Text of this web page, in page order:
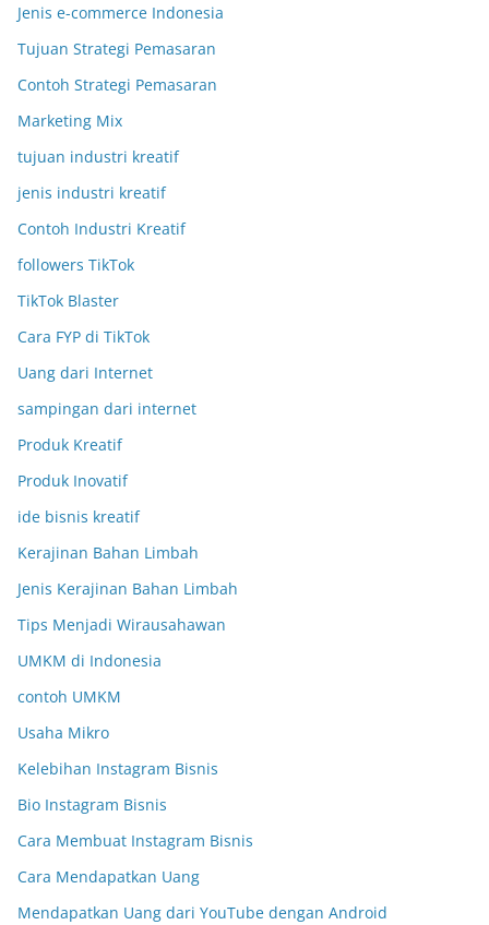
Jenis e-commerce Indonesia
Tujuan Strategi Pemasaran
Contoh Strategi Pemasaran
Marketing Mix
tujuan industri kreatif
jenis industri kreatif
Contoh Industri Kreatif
followers TikTok
TikTok Blaster
Cara FYP di TikTok
Uang dari Internet
sampingan dari internet
Produk Kreatif
Produk Inovatif
ide bisnis kreatif
Kerajinan Bahan Limbah
Jenis Kerajinan Bahan Limbah
Tips Menjadi Wirausahawan
UMKM di Indonesia
contoh UMKM
Usaha Mikro
Kelebihan Instagram Bisnis
Bio Instagram Bisnis
Cara Membuat Instagram Bisnis
Cara Mendapatkan Uang
Mendapatkan Uang dari YouTube dengan Android